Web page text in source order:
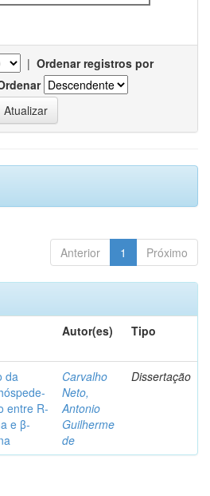
| Ordenar registros por
Anterior 1 Próximo
Autor(es) Tipo
da
entre R-
e β-
Carvalho
Neto,
Antonio
Guilherme
de
Dissertação